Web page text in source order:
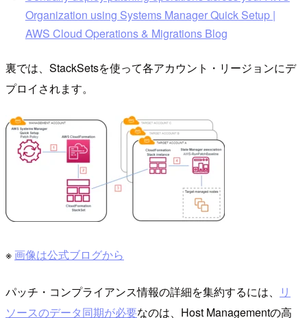
Organization using Systems Manager Quick Setup |
AWS Cloud Operations & Migrations Blog
裏では、StackSetsを使って各アカウント・リージョンにデ
プロイされます。
※ 画像は公式ブログから
パッチ・コンプライアンス情報の詳細を集約するには、
リ
ソースのデータ同期が必要なのは、Host Managementの高